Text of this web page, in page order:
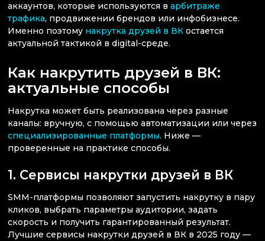
аккаунтов, которые используются в арбитраже
трафика, продвижении брендов или инфобизнесе.
Именно поэтому накрутка друзей в ВК остается
актуальной тактикой в digital-среде.
Как накрутить друзей в ВК:
актуальные способы
Накрутка может быть реализована через разные
каналы: вручную, с помощью автоматизации или через
специализированные платформы. Ниже —
проверенные на практике способы.
1. Сервисы накрутки друзей в ВК
SMM-платформы позволяют запустить накрутку в пару
кликов, выбрать параметры аудитории, задать
скорость и получить гарантированный результат.
Лучшие сервисы накрутки друзей в ВК в 2025 году —